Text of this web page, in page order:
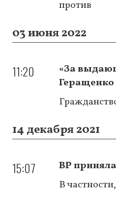
против
03 июня 2022
11:20
«За
Геращенко
14 декабря 2021
15:07
ВР
В